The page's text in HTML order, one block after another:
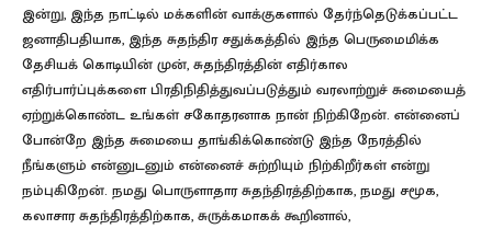
இன்று, இந்த நாட்டில் மக்களின் வாக்குகளால் தேர்ந்தெடுக்கப்பட்ட
ஜனாதிபதியாக, இந்த சுதந்திர சதுக்கத்தில் இந்த பெருமைமிக்க
தேசியக் கொடியின் முன், சுதந்திரத்தின் எதிர்கால
எதிர்பார்ப்புக்களை பிரதிநிதித்துவப்படுத்தும் வரலாற்றுச் சுமையைத்
ஏற்றுக்கொண்ட உங்கள் சகோதரனாக நான் நிற்கிறேன். என்னைப்
போன்றே இந்த சுமையை தாங்கிக்கொண்டு இந்த நேரத்தில்
நீங்களும் என்னுடனும் என்னைச் சுற்றியும் நிற்கிறீர்கள் என்று
நம்புகிறேன். நமது பொருளாதார சுதந்திரத்திற்காக, நமது சமூக,
கலாசார சுதந்திரத்திற்காக, சுருக்கமாகக் கூறினால்,